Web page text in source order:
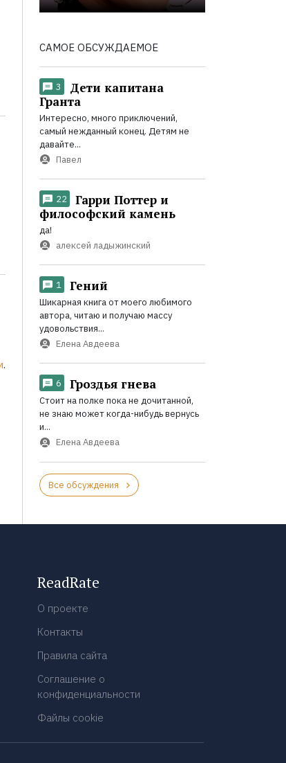
.
САМОЕ ОБСУЖДАЕМОЕ
3
Дети капитана
Гранта
Интересно, много приключений,
самый нежданный конец. Детям не
давайте...
Павел
22
Гарри Поттер и
философский камень
да!
алексей ладыжинский
1 Гений
Шикарная книга от моего любимого
автора, читаю и получаю массу
удовольствия...
Елена Авдеева
6 Гроздья гнева
Стоит на полке пока не дочитанной,
не знаю может когда-нибудь вернусь
и...
Елена Авдеева
Все обсуждения
ReadRate
О проекте
Контакты
Правила сайта
Соглашение о
конфиденциальности
Файлы cookie